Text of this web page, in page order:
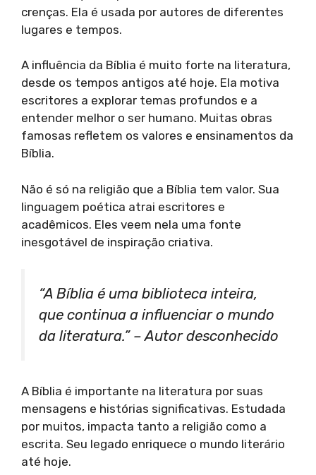
crenças. Ela é usada por autores de diferentes
lugares e tempos.
A influência da Bíblia é muito forte na literatura,
desde os tempos antigos até hoje. Ela motiva
escritores a explorar temas profundos e a
entender melhor o ser humano. Muitas obras
famosas refletem os valores e ensinamentos da
Bíblia.
Não é só na religião que a Bíblia tem valor. Sua
linguagem poética atrai escritores e
acadêmicos. Eles veem nela uma fonte
inesgotável de inspiração criativa.
“A Bíblia é uma biblioteca inteira,
que continua a influenciar o mundo
da literatura.” – Autor desconhecido
A Bíblia é importante na literatura por suas
mensagens e histórias significativas. Estudada
por muitos, impacta tanto a religião como a
escrita. Seu legado enriquece o mundo literário
até hoje.